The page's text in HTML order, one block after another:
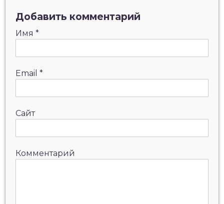
Добавить комментарий
Имя *
Email *
Сайт
Комментарий